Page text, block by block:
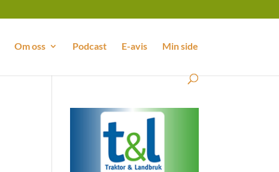
Om oss Podcast E-avis Min side